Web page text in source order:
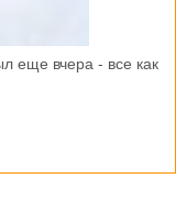
еще вчера - все как